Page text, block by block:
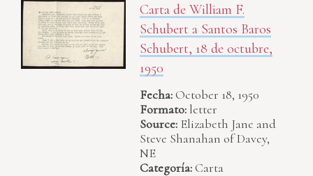
Carta de William F.
Schubert a Santos Baros
Schubert, 18 de octubre,
1950
Fecha:October 18, 1950
Formato: letter
Source: Elizabeth Jane and
Steve Shanahan of Davey,
NE
Categoría:Carta